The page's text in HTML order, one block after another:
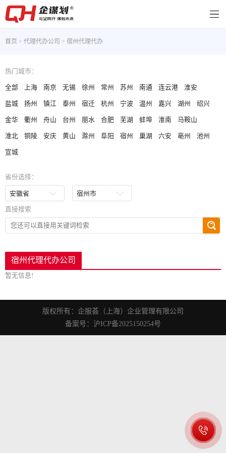
首页 > 代理代办公司 > 宿州代理代办
热门城市：
全部 上海 南京 无锡 徐州 常州 苏州 南通 连云港 淮安
盐城 扬州 镇江 泰州 宿迁 杭州 宁波 温州 嘉兴 湖州 绍兴
金华 衢州 舟山 台州 丽水 合肥 芜湖 蚌埠 淮南 马鞍山
淮北 铜陵 安庆 黄山 滁州 阜阳 宿州 巢湖 六安 亳州 池州
宣城
省份选择：
直接搜索
宿州代理代办公司
暂无信息!
版权所有：企服荟（上海）企业管理有限公司
备案号：沪ICP备2025150254号